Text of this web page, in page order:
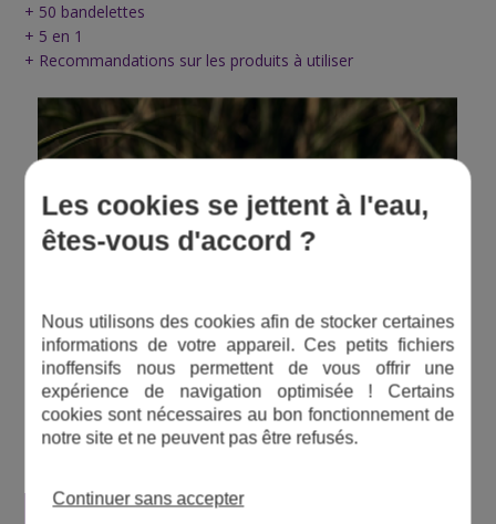
+ 50 bandelettes
+ 5 en 1
+ Recommandations sur les produits à utiliser
CARACTÉRISTIQUES TECHNIQUES DU
Nombre de bandelettes
Les cookies se jettent à l'eau,
êtes-vous d'accord ?
Nous utilisons des cookies afin de stocker certaines
informations de votre appareil. Ces petits fichiers
inoffensifs nous permettent de vous offrir une
expérience de navigation optimisée ! Certains
cookies sont nécessaires au bon fonctionnement de
notre site et ne peuvent pas être refusés.
Continuer sans accepter